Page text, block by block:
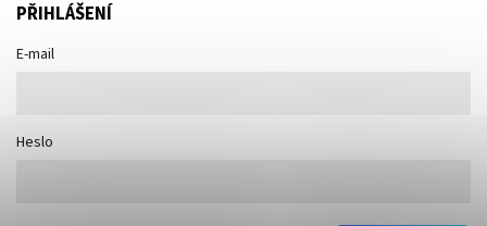
PŘIHLÁŠENÍ
E-mail
Heslo